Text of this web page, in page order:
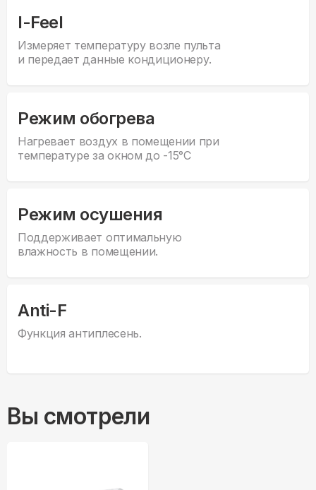
I-Feel
Измеряет температуру возле пульта
и передает данные кондиционеру.
Режим обогрева
Нагревает воздух в помещении при
температуре за окном до -15°С
Режим осушения
Поддерживает оптимальную
влажность в помещении.
Anti-F
Функция антиплесень.
Вы смотрели